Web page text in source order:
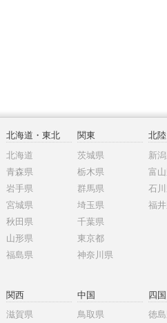
北海道・東北
北海道
青森県
岩手県
宮城県
秋田県
山形県
福島県
関東
茨城県
栃木県
群馬県
埼玉県
千葉県
東京都
神奈川県
北陸
新
富
石
福
関西
滋賀県
中国
鳥取県
四国
徳